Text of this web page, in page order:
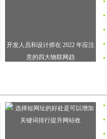
开发人员和设计师在 2022 年应注
意的四大物联网趋